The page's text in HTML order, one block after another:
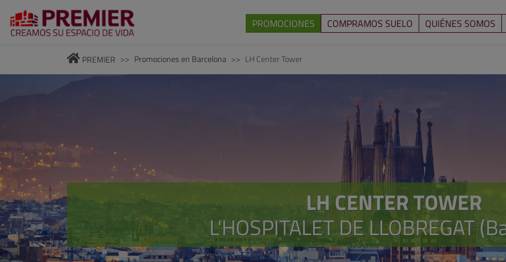
PROMOCIONES COMPRAMOS SUELO QUIÉNES SOMOS
PREMIER Promociones en Barcelona LH Center Tower
LH CENTER TOWER
L'HOSPITALET DE LLOBREGAT